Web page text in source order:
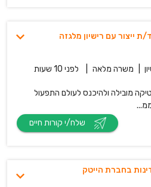
ייצור עם רישיון מלגזה
משרה מלאה לפני 10 שעות
מובילה ולהיכנס לעולם התפעול
בחברת הייטק